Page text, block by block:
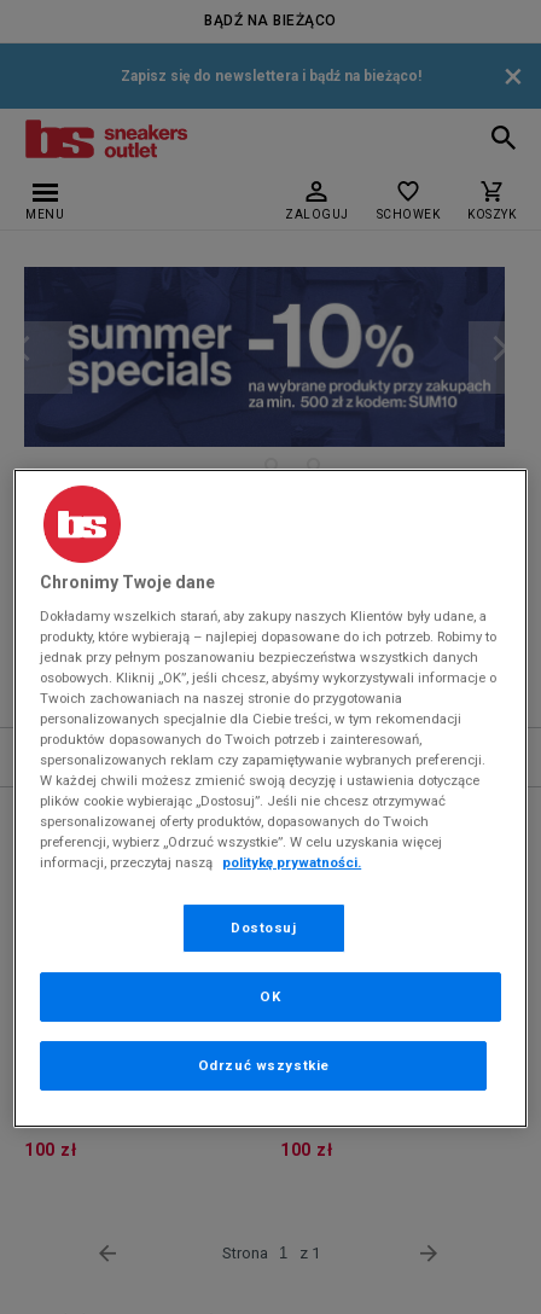
BĄDŹ NA BIEŻĄCO
Zapisz się do newslettera i bądź na bieżąco! ×
MENU ZALOGUJ SCHOWEK KOSZYK
Strona główna
PUMA VARION
Produkty pochodzą z końcówek aktualnych
kolekcji, ubiegłych sezonów lub z ekspozycji.
Szczegóły.
ROZWIŃ FILTRY
Sortuj
REKOMENDOWANE
PUMA VARION II JR
100 zł
PUMA VARION II JR
100 zł
Strona z 1
Chronimy Twoje dane
Dokładamy wszelkich starań, aby zakupy naszych Klientów były udane, a
produkty, które wybierają – najlepiej dopasowane do ich potrzeb. Robimy to
jednak przy pełnym poszanowaniu bezpieczeństwa wszystkich danych
osobowych. Kliknij „OK”, jeśli chcesz, abyśmy wykorzystywali informacje o
Twoich zachowaniach na naszej stronie do przygotowania
personalizowanych specjalnie dla Ciebie treści, w tym rekomendacji
produktów dopasowanych do Twoich potrzeb i zainteresowań,
spersonalizowanych reklam czy zapamiętywanie wybranych preferencji.
W każdej chwili możesz zmienić swoją decyzję i ustawienia dotyczące
plików cookie wybierając „Dostosuj”. Jeśli nie chcesz otrzymywać
spersonalizowanej oferty produktów, dopasowanych do Twoich
preferencji, wybierz „Odrzuć wszystkie”. W celu uzyskania więcej
informacji, przeczytaj naszą
politykę prywatności.
Dostosuj
Odrzuć wszystkie
OK